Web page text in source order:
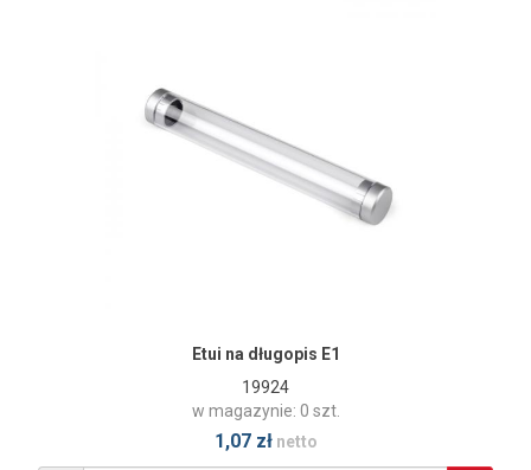
Etui na długopis E1
19924
w magazynie: 0 szt.
1,07 złnetto